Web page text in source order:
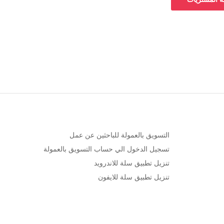
التسويق بالعمولة للباحثين عن عمل
تسجيل الدخول الي حساب التسويق بالعمولة
تنزيل تطبيق سلة للاندرويد
تنزيل تطبيق سلة للايفون